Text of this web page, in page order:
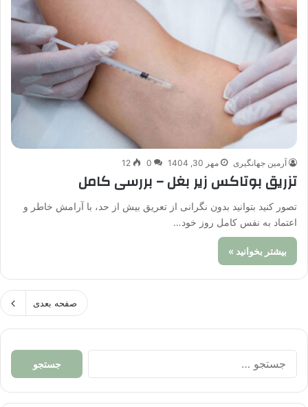
آرمین جهانگیری مهر 30, 1404 0
12
تزریق بوتاکس زیر بغل – بررسی کامل
تصور کنید بتوانید بدون نگرانی از تعریق بیش از حد، با آرامش خاطر و
اعتماد به نفس کامل روز خود…
بیشتر بخوانید »
صفحه بعدی
جستجو